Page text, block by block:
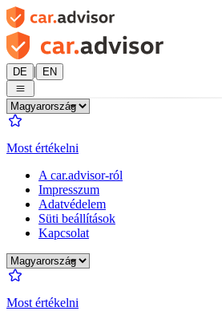
DE | EN
Most értékelni
A car.advisor-ról
Impresszum
Adatvédelem
Süti beállítások
Kapcsolat
Most értékelni